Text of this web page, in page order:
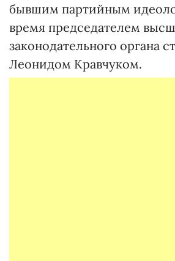
бывшим партийным
время председателем
законодательного органа
Леонидом Кравчуком.